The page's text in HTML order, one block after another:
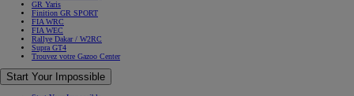
GR Yaris
Finition GR SPORT
FIA WRC
FIA WEC
Rallye Dakar / W2RC
Supra GT4
Trouvez votre Gazoo Center
Start Your Impossible